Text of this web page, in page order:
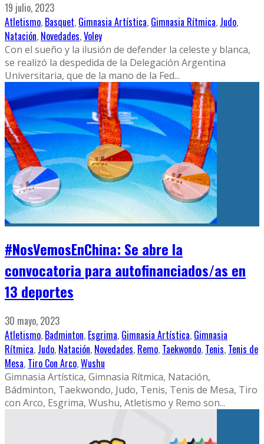
19 julio, 2023
Atletismo, Basquet, Gimnasia Artística, Gimnasia Rítmica, Judo,
Natación, Novedades,Voley
Con el sueño y la ilusión de defender la celeste y blanca,
se realizó la despedida de la Delegación Argentina
Universitaria, que de la mano de la Fed...
#NosVemosEnChina: Se abre la
convocatoria para autofinanciados/as en
13 deportes
30 mayo, 2023
Atletismo, Badminton, Esgrima, Gimnasia Artística, Gimnasia
Rítmica, Judo, Natación, Novedades, Remo, Taekwondo, Tenis, Tenis de
Mesa, Tiro Con Arco,Wushu
Gimnasia Artística, Gimnasia Rítmica, Natación,
Bádminton, Taekwondo, Judo, Tenis, Tenis de Mesa, Tiro
con Arco, Esgrima, Wushu, Atletismo y Remo son...